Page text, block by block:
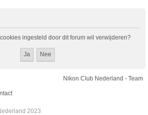
ingesteld door dit forum wil verwijderen?
Nikon Club Nederland - Team
2023